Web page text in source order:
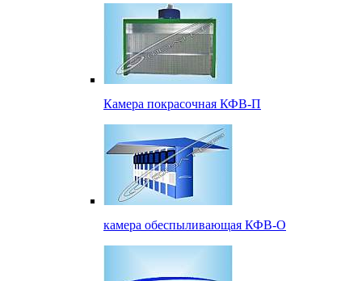
Камера покрасочная КФВ-П
камера обеспыливающая КФВ-О